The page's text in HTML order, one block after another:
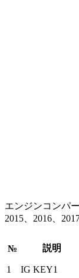
エンジンコンパ
2015、2016、2017
№ 説明
1 IG KEY1